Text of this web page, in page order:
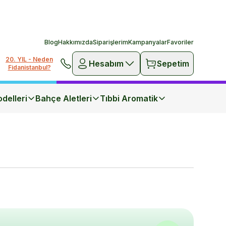
BlogHakkımızdaSiparişlerimKampanyalarFavoriler
20. YIL - Neden
Fidanistanbul?
Hesabım Sepetim
Bahçe Aletleri Tıbbi Aromatik